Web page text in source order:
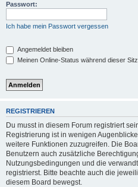
Passwort:
Ich habe mein Passwort vergessen
Angemeldet bleiben
Meinen Online-Status während dieser
REGISTRIEREN
Du musst in diesem Forum registriert
Registrierung ist in wenigen
weitere Funktionen zuzugreifen. Die
Benutzern auch zusätzliche
Nutzungsbedingungen und die
registrierst. Bitte beachte auch die
diesem Board bewegst.